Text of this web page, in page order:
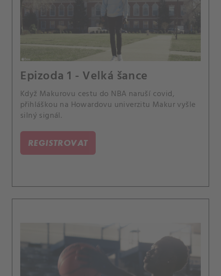
Epizoda 1 - Velká šance
Když Makurovu cestu do NBA naruší covid,
přihláškou na Howardovu univerzitu Makur vyšle
silný signál.
REGISTROVAT